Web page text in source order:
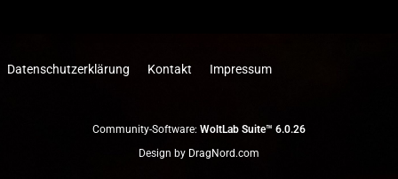
Datenschutzerklärung Kontakt Impressum
Community-Software: WoltLab Suite™ 6.0.26
Design by DragNord.com